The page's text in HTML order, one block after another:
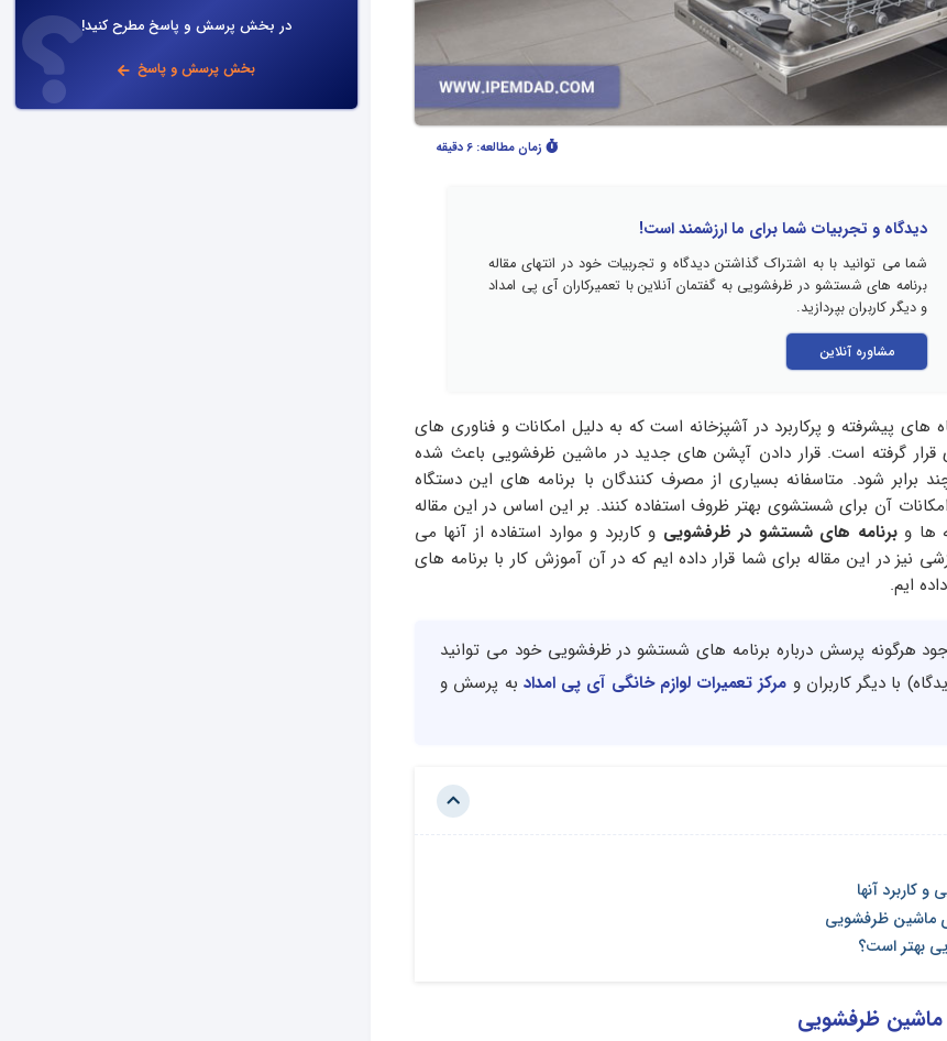
زمان مطالعه: 6 دقیقه
دیدگاه و تجربیات شما برای ما ارزشمند است!
شما می توانید با به اشتراک گذاشتن دیدگاه و تجربیات خود در انتهای مقاله
برنامه های شستشو در ظرفشویی به گفتمان آنلاین با تعمیرکاران آی پی امداد
و دیگر کاربران بپردازید.
مشاوره آنلاین
پیشرفته و پرکاربرد در آشپزخانه است که به دلیل امکانات و فناوری های
قرار گرفته است. قرار دادن آپشن های جدید در ماشین ظرفشویی باعث شده
شود. متاسفانه بسیاری از مصرف کنندگان با برنامه های این دستگاه
امکانات آن برای شستشوی بهتر ظروف استفاده کنند. بر این اساس در این مقاله
ها وبرنامه های شستشو در ظرفشویی و کاربرد و موارد استفاده از آنها می
نیز در این مقاله برای شما قرار داده ایم که در آن آموزش کار با برنامه های
ایم.
هرگونه پرسش درباره برنامه های شستشو در ظرفشویی خود می توانید
با دیگر کاربران و مرکز تعمیرات لوازم خانگی آی پی امداد به پرسش و
کاربرد آنها
ماشین ظرفشویی
بهتر است؟
ماشین ظرفشویی
در بخش پرسش و پاسخ مطرح کنید!
بخش پرسش و پاسخ